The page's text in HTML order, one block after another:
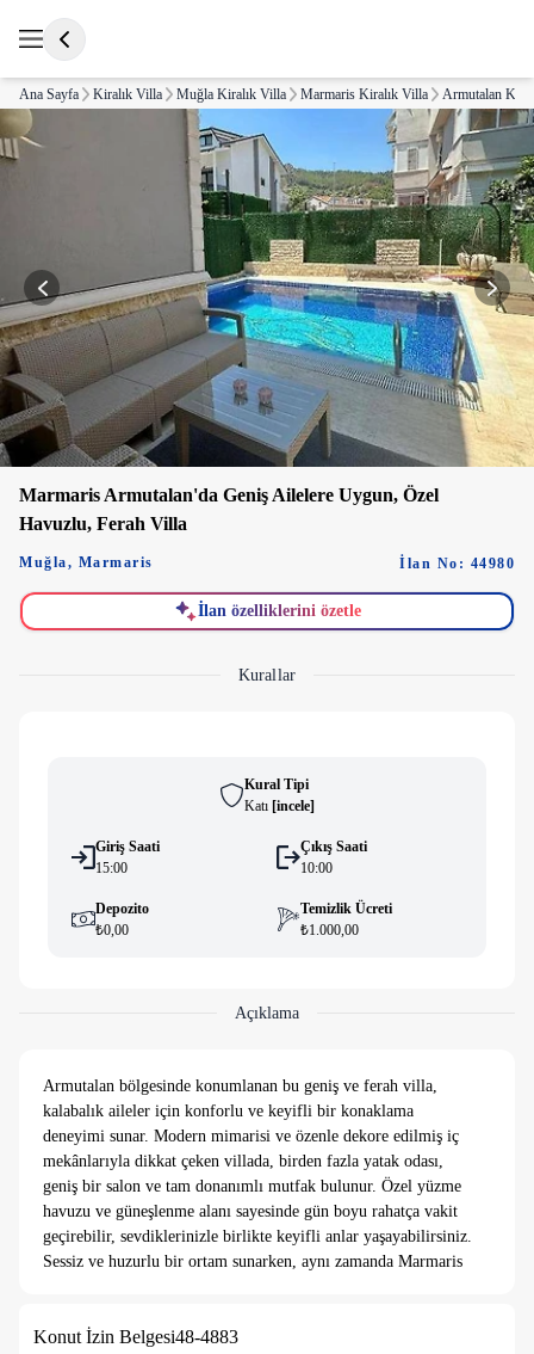
Ana Sayfa Kiralık Villa Muğla Kiralık Villa Marmaris Kiralık Villa Armutalan
Marmaris Armutalan'da Geniş Ailelere Uygun, Özel
Havuzlu, Ferah Villa
Muğla, Marmaris İlan No: 44980
İlan özelliklerini özetle
Kurallar
Kural Tipi
Katı [i̇ncele]
Giriş Saati
15:00
Çıkış Saati
10:00
Depozito
₺0,00
Temizlik Ücreti
₺1.000,00
Açıklama
Armutalan bölgesinde konumlanan bu geniş ve ferah villa,
kalabalık aileler için konforlu ve keyifli bir konaklama
deneyimi sunar. Modern mimarisi ve özenle dekore edilmiş iç
mekânlarıyla dikkat çeken villada, birden fazla yatak odası,
geniş bir salon ve tam donanımlı mutfak bulunur. Özel yüzme
havuzu ve güneşlenme alanı sayesinde gün boyu rahatça vakit
geçirebilir, sevdiklerinizle birlikte keyifli anlar yaşayabilirsiniz.
Sessiz ve huzurlu bir ortam sunarken, aynı zamanda Marmaris
için ideal bir seçenektir.
Konut İzin Belgesi48-4883